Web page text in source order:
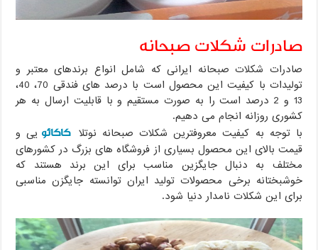
صادرات شکلات صبحانه
صادرات شکلات صبحانه ایرانی که شامل انواع برندهای معتبر و
تولیدات با کیفیت این محصول است با درصد های فندقی 70، 40،
13 و 2 درصد است را به صورت مستقیم و با قابلیت ارسال به هر
کشوری روزانه انجام می دهیم.
با توجه به کیفیت معروفترین شکلات صبحانه نوتلا کاکائو یی و
قیمت بالای این محصول بسیاری از فروشگاه های بزرگ در کشورهای
مختلف به دنبال جایگزین مناسب برای این برند هستند که
خوشبختانه برخی محصولات تولید ایران توانسته جایگزن مناسبی
برای این شکلات نامدار دنیا شود.